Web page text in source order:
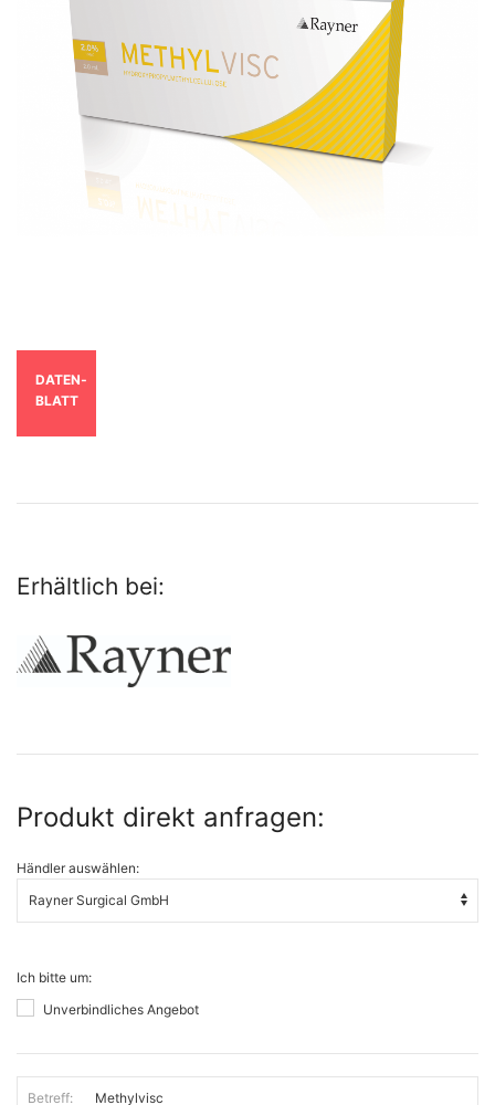
DATEN­
BLATT
Erhältlich bei:
Produkt direkt anfragen:
Händler auswählen:
Ich bitte um:
Unverbindliches Angebot
Betreff: